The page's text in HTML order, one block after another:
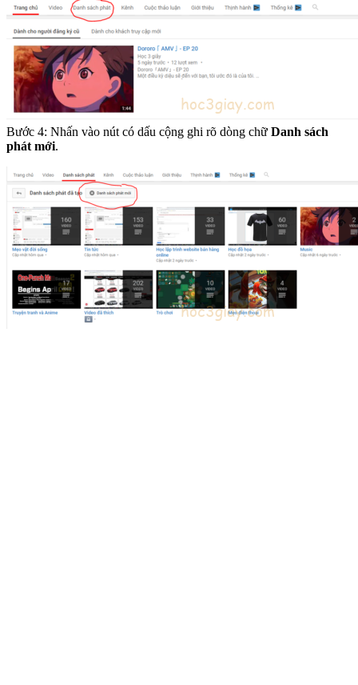
Bước 4: Nhấn vào nút có dấu cộng ghi rõ dòng chữ Danh sách
phát mới.